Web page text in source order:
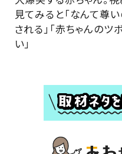
見てみると「なんて尊
される」「赤ちゃんのツ
い」